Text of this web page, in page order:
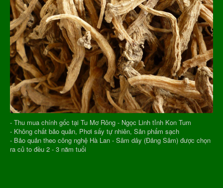
- Thu mua chính gốc tại Tu Mơ Rông - Ngọc Linh tỉnh Kon Tum
- Không chất bảo quản, Phơi sấy tự nhiên, Sản phẩm sạch
- Bảo quản theo công nghệ Hà Lan - Sâm dây (Đảng Sâm) được chọn
ra củ to đều 2 - 3 năm tuổi